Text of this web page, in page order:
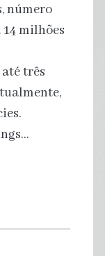
número
milhões
três